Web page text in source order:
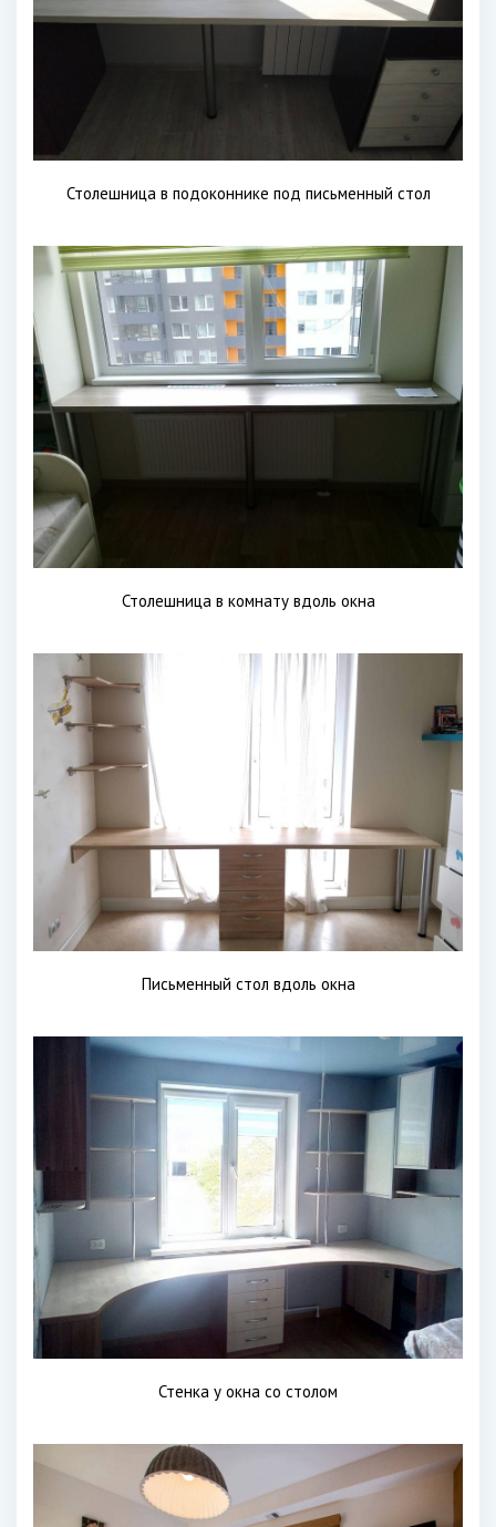
Столешница в подоконнике под письменный стол
Столешница в комнату вдоль окна
Письменный стол вдоль окна
Стенка у окна со столом